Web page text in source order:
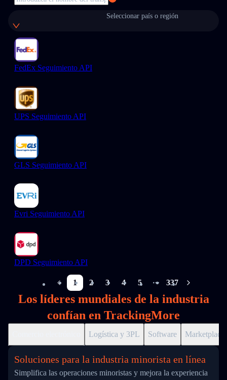
Seleccionar país o región
FedEx Seguimiento API
UPS Seguimiento API
GLS Seguimiento API
Evri Seguimiento API
DPD Seguimiento API
1 2 3 4 5
More pages
337
Los líderes mundiales de la industria
confían en TrackingMore
Logística y 3PL Software Marketplace
Soluciones para la industria minorista en línea
Simplifica las operaciones minoristas y mejora la experiencia